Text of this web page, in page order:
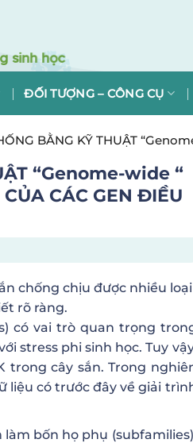
ĐỐI TƯỢNG – CÔNG CỤ
BẰNG KỸ THUẬT
“Genome-wide “
CÁC GEN ĐIỀU
chống chịu được nhiều loại
rõ ràng.
có vai trò quan trọng
stress phi sinh học. Tuy
trong cây sắn. Trong
liệu có trước đây về giải
bốn họ phụ